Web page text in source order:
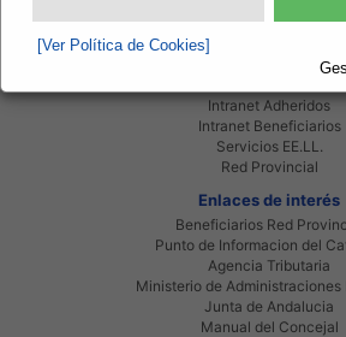
[Ver Política de Cookies]
Red Provincial
Intranet Adheridos
Intranet Beneficiarios
Servicios EE.LL.
Red Provincial
Enlaces de interés
Beneficiarios Red
Punto de Informacion del
Agencia Tributaria
Ministerio de Administraciones
Junta de Andalucia
Manual del Concejal